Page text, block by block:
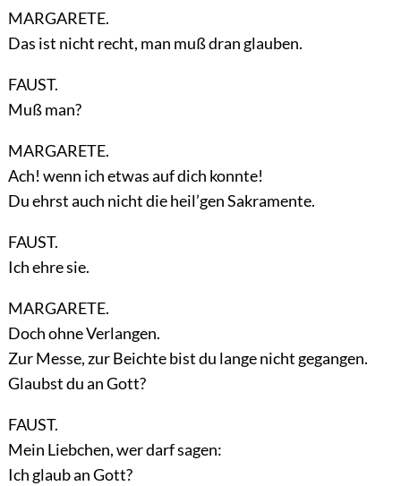
MARGARETE.
Das ist nicht recht, man muß dran glauben.
FAUST.
Muß man?
MARGARETE.
Ach! wenn ich etwas auf dich konnte!
Du ehrst auch nicht die heil’gen Sakramente.
FAUST.
Ich ehre sie.
MARGARETE.
Doch ohne Verlangen.
Zur Messe, zur Beichte bist du lange nicht gegangen.
Glaubst du an Gott?
FAUST.
Mein Liebchen, wer darf sagen:
Ich glaub an Gott?